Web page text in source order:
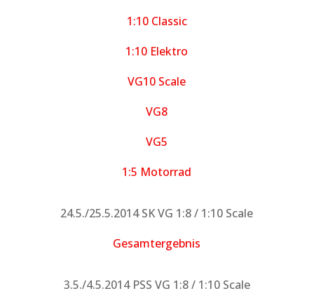
1:10 Classic
1:10 Elektro
VG10 Scale
VG8
VG5
1:5 Motorrad
24.5./25.5.2014 SK VG 1:8 / 1:10 Scale
Gesamtergebnis
3.5./4.5.2014 PSS VG 1:8 / 1:10 Scale